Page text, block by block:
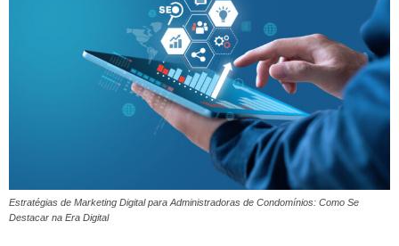
Estratégias de Marketing Digital para Administradoras de Condomínios: Como Se
Destacar na Era Digital